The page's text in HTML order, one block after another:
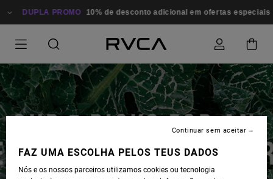
DUPLA PROMO 10% de desconto adicional em ofertas especiais
FAZ UMA ESCOLHA PELOS TEUS DADOS
Nós e os nossos parceiros utilizamos cookies ou tecnologia
Continuar sem aceitar